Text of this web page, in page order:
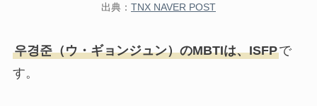
出典： TNX NAVER POST
우경준（ウ・ギョンジュン）のMBTIは、ISFPで
す。